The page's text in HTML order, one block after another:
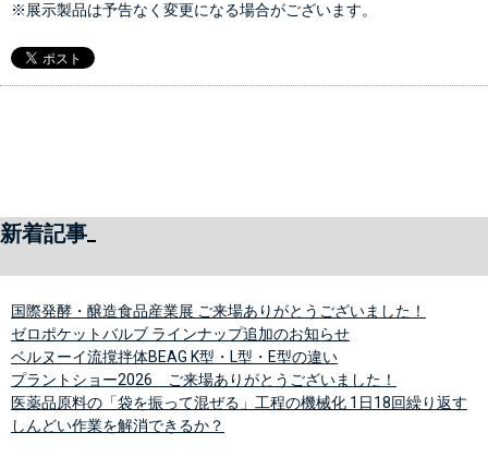
※展示製品は予告なく変更になる場合がございます。
新着記事
国際発酵・醸造食品産業展 ご来場ありがとうございました！
ゼロポケットバルブ ラインナップ追加のお知らせ
ベルヌーイ流撹拌体BEAG K型・L型・E型の違い
プラントショー2026 ご来場ありがとうございました！
医薬品原料の「袋を振って混ぜる」工程の機械化 1日18回繰り返す
しんどい作業を解消できるか？